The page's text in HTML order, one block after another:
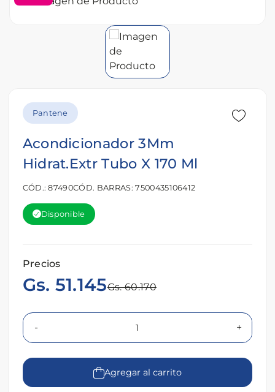
Pantene
Acondicionador 3Mm
Hidrat.Extr Tubo X 170 Ml
CÓD.: 87490CÓD. BARRAS: 7500435106412
Disponible
Precios
Gs. 51.145Gs. 60.170
- +
Agregar al carrito